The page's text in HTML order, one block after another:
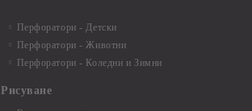
Перфоратори - Детски
Перфоратори - Животни
Перфоратори - Коледни и Зимни
Рисуване